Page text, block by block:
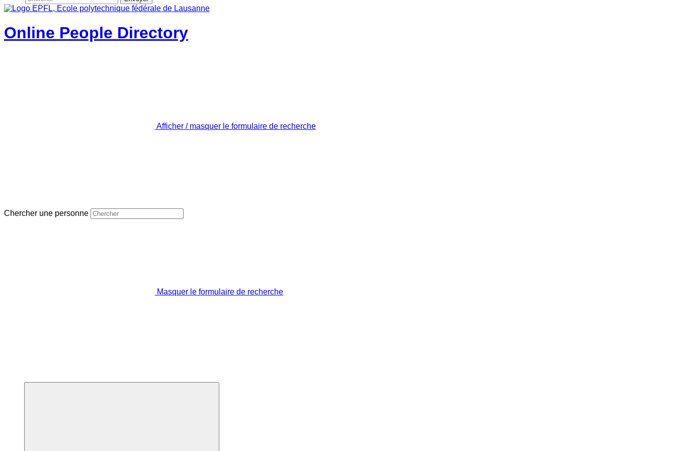
Online People Directory
Afficher / masquer le formulaire de recherche
Chercher une personne
Masquer le formulaire de recherche